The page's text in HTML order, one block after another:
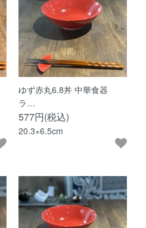
ゆず赤丸6.8丼 中華食器
ラ…
577円(税込)
20.3×6.5cm